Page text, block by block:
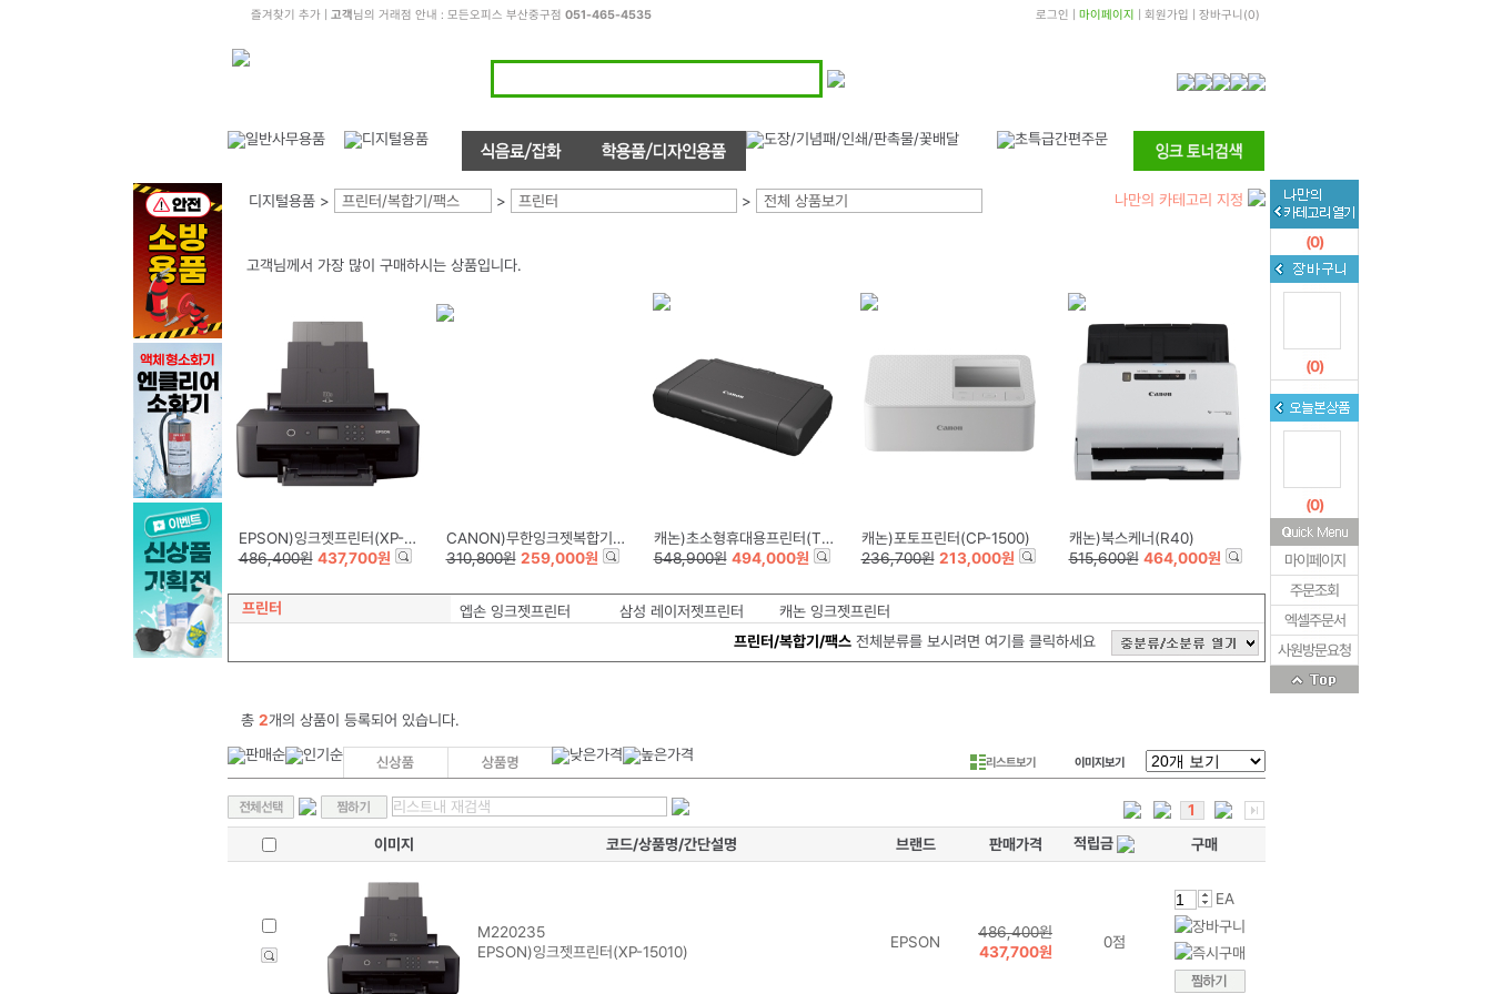
즐겨찾기 추가| 고객님의 거래점 안내 : 모든오피스 부산중구점 051-465-4535 로그인 마이페이지 회원가입 장바구니 (0)
디지털용품 > 프린터/복합기/팩스 > 프린터 > 전체 상품보기 나만의 카테고리 지정
고객님께서 가장 많이 구매하시는 상품입니다.
EPSON)잉크젯프린터(XP-15010)
486,400원 437,700원
CANON)무한잉크젯복합기(G3915)
310,800원 259,000원
캐논)초소형휴대용프린터(TR160+LK72)
548,900원 494,000원
캐논)포토프린터(CP-1500)
236,700원 213,000원
캐논)북스케너(R40)
515,600원 464,000원
프린터 엡손 잉크젯프린터 삼성 레이저젯프린터
캐논 잉크젯프린터
프린터/복합기/팩스전체분류를 보시려면 여기를 클릭하세요
총 2개의 상품이 등록되어 있습니다.
리스트보기 이미지보기
1
이미지
코드/상품명/간단설명 브랜드 판매가격 적립금 구매
M220235
EPSON)잉크젯프린터(XP-15010)
EPSON
486,400원
437,700원
0점
EA
(0)
(0)
(0)
마이페이지
주문조회
엑셀주문서
사원방문요청